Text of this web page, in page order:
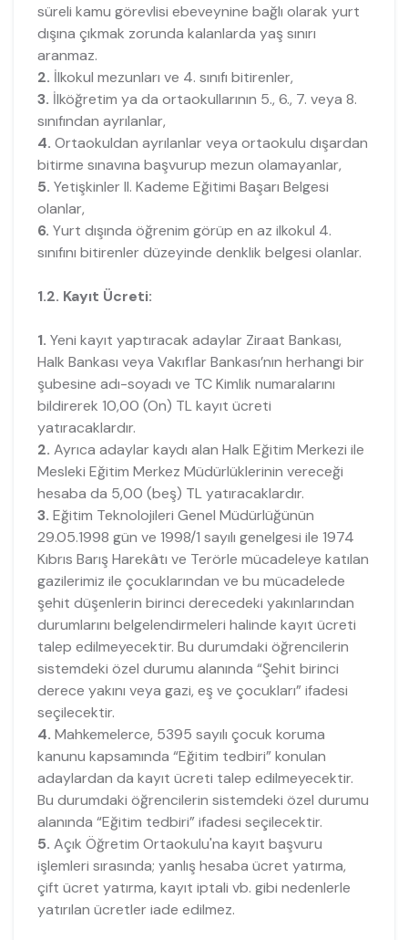
süreli kamu görevlisi ebeveynine bağlı olarak yurt
dışına çıkmak zorunda kalanlarda yaş sınırı
aranmaz.
2. İlkokul mezunları ve 4. sınıfı bitirenler,
3. İlköğretim ya da ortaokullarının 5., 6., 7. veya 8.
sınıfından ayrılanlar,
4. Ortaokuldan ayrılanlar veya ortaokulu dışardan
bitirme sınavına başvurup mezun olamayanlar,
5. Yetişkinler II. Kademe Eğitimi Başarı Belgesi
olanlar,
6. Yurt dışında öğrenim görüp en az ilkokul 4.
sınıfını bitirenler düzeyinde denklik belgesi olanlar.
1.2. Kayıt Ücreti:
1. Yeni kayıt yaptıracak adaylar Ziraat Bankası,
Halk Bankası veya Vakıflar Bankası’nın herhangi bir
şubesine adı-soyadı ve TC Kimlik numaralarını
bildirerek 10,00 (On) TL kayıt ücreti
yatıracaklardır.
2. Ayrıca adaylar kaydı alan Halk Eğitim Merkezi ile
Mesleki Eğitim Merkez Müdürlüklerinin vereceği
hesaba da 5,00 (beş) TL yatıracaklardır.
3. Eğitim Teknolojileri Genel Müdürlüğünün
29.05.1998 gün ve 1998/1 sayılı genelgesi ile 1974
Kıbrıs Barış Harekâtı ve Terörle mücadeleye katılan
gazilerimiz ile çocuklarından ve bu mücadelede
şehit düşenlerin birinci derecedeki yakınlarından
durumlarını belgelendirmeleri halinde kayıt ücreti
talep edilmeyecektir. Bu durumdaki öğrencilerin
sistemdeki özel durumu alanında “Şehit birinci
derece yakını veya gazi, eş ve çocukları” ifadesi
seçilecektir.
4. Mahkemelerce, 5395 sayılı çocuk koruma
kanunu kapsamında “Eğitim tedbiri” konulan
adaylardan da kayıt ücreti talep edilmeyecektir.
Bu durumdaki öğrencilerin sistemdeki özel durumu
alanında “Eğitim tedbiri” ifadesi seçilecektir.
5. Açık Öğretim Ortaokulu'na kayıt başvuru
işlemleri sırasında; yanlış hesaba ücret yatırma,
çift ücret yatırma, kayıt iptali vb. gibi nedenlerle
yatırılan ücretler iade edilmez.